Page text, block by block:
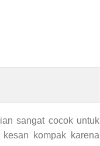
sangat cocok untuk
kompak karena